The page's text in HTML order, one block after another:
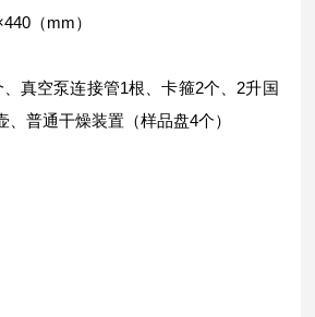
（mm）
真空泵连接管1根、卡箍2个、2升国
、普通干燥装置（样品盘4个）